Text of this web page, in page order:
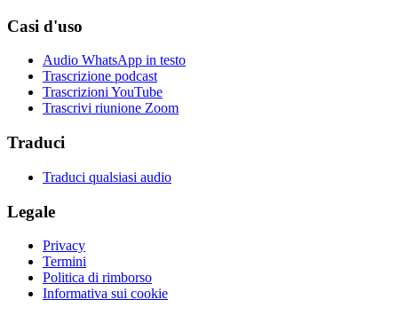
Casi d'uso
Audio WhatsApp in testo
Trascrizione podcast
Trascrizioni YouTube
Trascrivi riunione Zoom
Traduci
Traduci qualsiasi audio
Legale
Privacy
Termini
Politica di rimborso
Informativa sui cookie